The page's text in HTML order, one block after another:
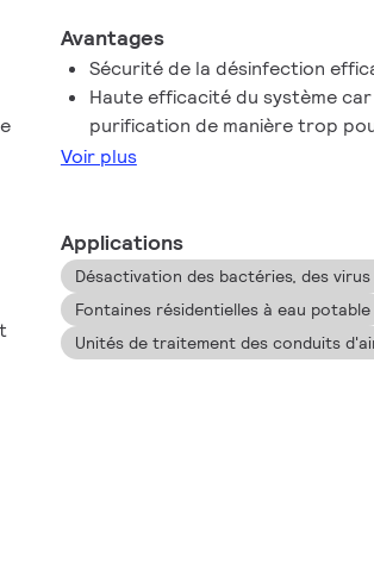
Avantages
Sécurité de la désinfection
Haute efficacité du système
purification de manière trop
Voir plus
Applications
Désactivation des bactéries, des
Fontaines résidentielles à eau potable
Unités de traitement des conduits